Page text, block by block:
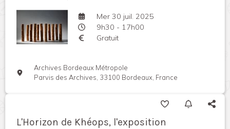
Mer 30 juil. 2025
9h30 - 17h00
Gratuit
Archives Bordeaux Métropole
Parvis des Archives, 33100 Bordeaux, France
L'Horizon de Khéops, l'exposition